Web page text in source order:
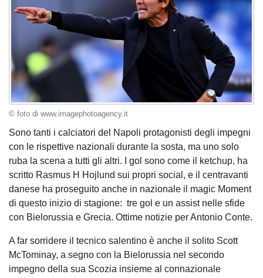
© foto di www.imagephotoagency.it
Sono tanti i calciatori del Napoli protagonisti degli impegni
con le rispettive nazionali durante la sosta, ma uno solo
ruba la scena a tutti gli altri. I gol sono come il ketchup, ha
scritto Rasmus H Hojlund sui propri social, e il centravanti
danese ha proseguito anche in nazionale il magic Moment
di questo inizio di stagione: tre gol e un assist nelle sfide
con Bielorussia e Grecia. Ottime notizie per Antonio Conte.
A far sorridere il tecnico salentino è anche il solito Scott
McTominay, a segno con la Bielorussia nel secondo
impegno della sua Scozia insieme al connazionale